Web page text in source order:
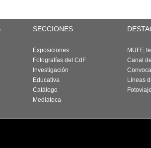
SECCIONES
Exposiciones
Fotografías del CdF
Investigación
Educativa
Catálogo
Mediateca
MUFF,
Canal
Líneas